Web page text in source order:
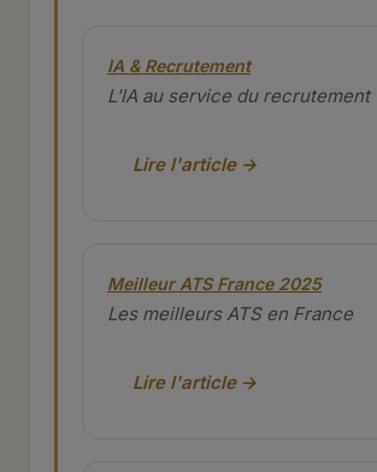
IA & Recrutement
L'IA au service du recrutement
Lire l'article →
Meilleur ATS France 2025
Les meilleurs ATS en France
Lire l'article →